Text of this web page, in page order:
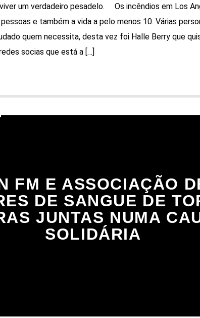
um verdadeiro pesadelo. Os incêndios em Los
e também a vida a pelo menos 10. Várias
quem necessita, desta vez foi Halle Berry que
socias que está a […]
FM E ASSOCIAÇÃO
DE SANGUE DE
JUNTAS NUMA
SOLIDÁRIA